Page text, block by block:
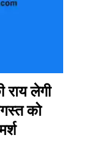
राय लेगी
को